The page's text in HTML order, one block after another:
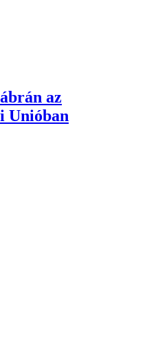
az
Unióban